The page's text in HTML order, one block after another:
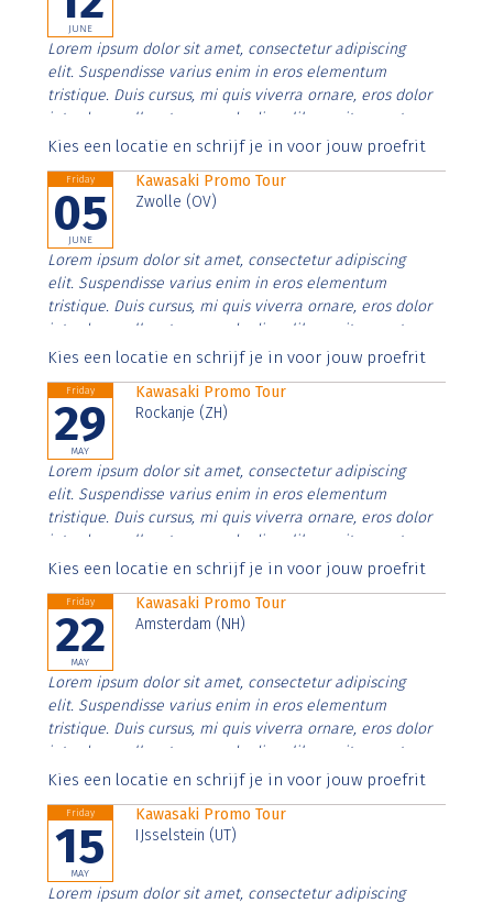
JUNE
Lorem ipsum dolor sit amet, consectetur adipiscing
elit. Suspendisse varius enim in eros elementum
tristique. Duis cursus, mi quis viverra ornare, eros dolor
interdum nulla, ut commodo diam libero vitae erat.
Aenean faucibus nibh et justo cursus id rutrum lorem
Kies een locatie en schrijf je in voor jouw proefrit
Friday
05
JUNE
Kawasaki Promo Tour
Zwolle (OV)
Lorem ipsum dolor sit amet, consectetur adipiscing
elit. Suspendisse varius enim in eros elementum
tristique. Duis cursus, mi quis viverra ornare, eros dolor
interdum nulla, ut commodo diam libero vitae erat.
Aenean faucibus nibh et justo cursus id rutrum lorem
Kies een locatie en schrijf je in voor jouw proefrit
Friday
29
MAY
Kawasaki Promo Tour
Rockanje (ZH)
Lorem ipsum dolor sit amet, consectetur adipiscing
elit. Suspendisse varius enim in eros elementum
tristique. Duis cursus, mi quis viverra ornare, eros dolor
interdum nulla, ut commodo diam libero vitae erat.
Aenean faucibus nibh et justo cursus id rutrum lorem
Kies een locatie en schrijf je in voor jouw proefrit
Friday
22
MAY
Kawasaki Promo Tour
Amsterdam (NH)
Lorem ipsum dolor sit amet, consectetur adipiscing
elit. Suspendisse varius enim in eros elementum
tristique. Duis cursus, mi quis viverra ornare, eros dolor
interdum nulla, ut commodo diam libero vitae erat.
Aenean faucibus nibh et justo cursus id rutrum lorem
Kies een locatie en schrijf je in voor jouw proefrit
Friday
15
MAY
Kawasaki Promo Tour
IJsselstein (UT)
Lorem ipsum dolor sit amet, consectetur adipiscing